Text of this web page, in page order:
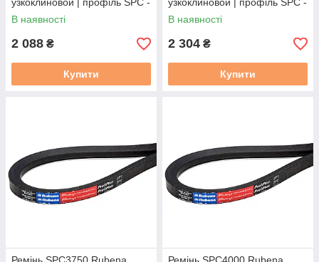
3350
В наявності
2 088 ₴
Купити
3620
В наявності
2 304 ₴
Купити